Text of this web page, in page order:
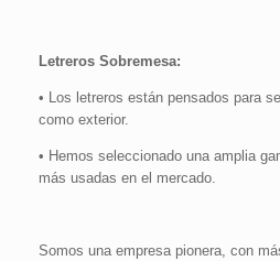
Letreros Sobremesa:
• Los letreros están pensados para
como exterior.
• Hemos seleccionado una amplia
más usadas en el mercado.
Somos una empresa pionera, con